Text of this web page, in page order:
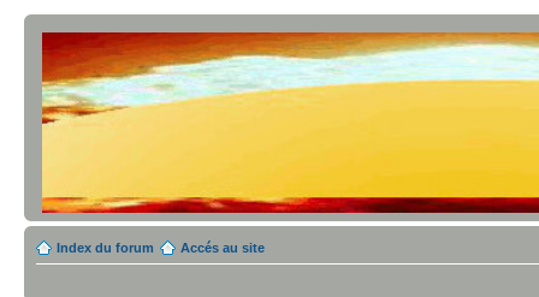
Index du forum Accés au site